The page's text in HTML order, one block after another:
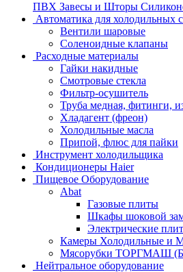
ПВХ Завесы и Шторы
Автоматика для холодильных
Вентили шаровые
Соленоидные клапаны
Расходные материалы
Гайки накидные
Смотровые стекла
Фильтр-осушитель
Труба медная, фитинги,
Хладагент (фреон)
Холодильные масла
Припой, флюс для пайки
Инструмент холодильщика
Кондиционеры Haier
Пищевое Оборудование
Abat
Газовые плиты
Шкафы шоковой
Электрические
Камеры Холодильные и
Мясорубки ТОРГМАШ
Нейтральное оборудование